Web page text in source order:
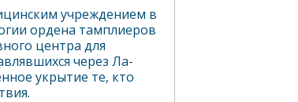
учреждением в
ордена тамплиеров
центра для
через Ла-
укрытие те, кто